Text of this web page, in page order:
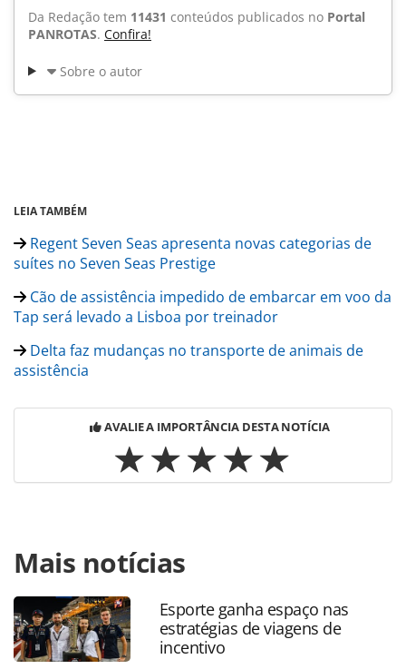
Da Redação tem 11431 conteúdos publicados no Portal
PANROTAS. Confira!
Sobre o autor
LEIA TAMBÉM
Regent Seven Seas apresenta novas categorias de
suítes no Seven Seas Prestige
Cão de assistência impedido de embarcar em voo da
Tap será levado a Lisboa por treinador
Delta faz mudanças no transporte de animais de
assistência
AVALIE A IMPORTÂNCIA DESTA NOTÍCIA
https://www.panrotas.com.br/mercado/transporte/2025/
do-senado-aprova-projeto-que-assegura-cao-de-
assistencia-em-transportes-coletivos_218101.html ou as
ferramentas oferecidas na página. Todo o conteúdo
produzido pela PANROTAS Editora é protegido pela
legislação brasileira sobre direito autoral. Não reproduza o
Mais notícias
Esporte ganha espaço nas
estratégias de viagens de
incentivo